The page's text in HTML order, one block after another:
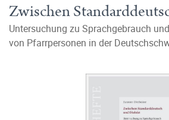
Zwischen
Untersuchung zu Sprachgebrauch
von Pfarrpersonen in der